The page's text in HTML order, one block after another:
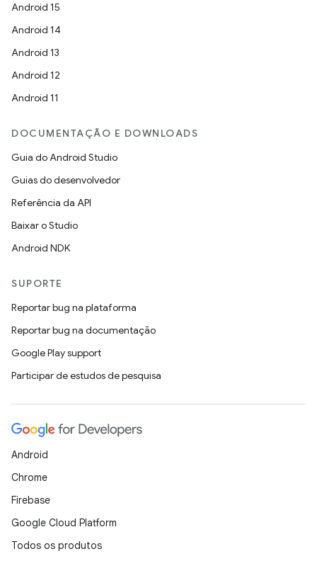
Android 15
Android 14
Android 13
Android 12
Android 11
DOCUMENTAÇÃO E DOWNLOADS
Guia do Android Studio
Guias do desenvolvedor
Referência da API
Baixar o Studio
Android NDK
SUPORTE
Reportar bug na plataforma
Reportar bug na documentação
Google Play support
Participar de estudos de pesquisa
Android
Chrome
Firebase
Google Cloud Platform
Todos os produtos